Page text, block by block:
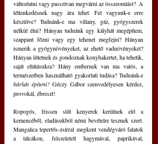
változtatni vagy passzívan megvárni az összeomlást?  A
tétlenkedésnek nagy ára lehet. Fel vagyunk-e erre
készülve? Tudnánk-e ma villany, gáz, gyógyszerek
nélkül élni? Hányan tudnánk egy kályhát megépíteni,
szappant főzni vagy egy tehenet megfejni? Hányan
ismerik a gyógynövényeket, az ehető vadnövényeket?
Hányan ültetnek és gondoznak konyhakertet, ha tehetik,
saját ellátásukra? Hány embernek van ma valós, a
bárkát építeni? Géczy Gábor szenvedélyesen kérdez,
provokál, ébreszt!
Ropogós, frissen sült kenyerek kerülnek elő a
kemencéből, eladásukból némi bevételre tesznek szert.
Mangalica tepertős-zsírral megkent vendégváró falatok
a tálcákon, felszeletelt hagymával, paprikával,